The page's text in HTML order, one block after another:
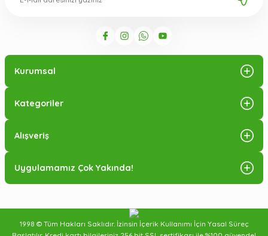
Kurumsal
Kategoriler
Alışveriş
Uygulamamız Çok Yakında!
1998 © Tüm Hakları Saklıdır. İzinsin İçerik Kullanımı İçin Yasal Süreç